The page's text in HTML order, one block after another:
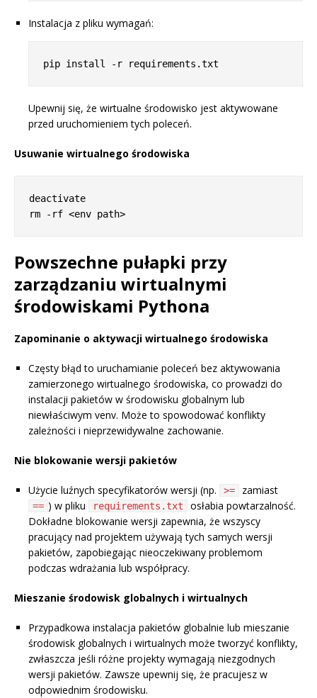
Instalacja z pliku wymagań:
Upewnij się, że wirtualne środowisko jest aktywowane
przed uruchomieniem tych poleceń.
Usuwanie wirtualnego środowiska
deactivate
Powszechne pułapki przy
zarządzaniu wirtualnymi
środowiskami Pythona
Zapominanie o aktywacji wirtualnego środowiska
Częsty błąd to uruchamianie poleceń bez aktywowania
zamierzonego wirtualnego środowiska, co prowadzi do
instalacji pakietów w środowisku globalnym lub
niewłaściwym venv. Może to spowodować konflikty
zależności i nieprzewidywalne zachowanie.
Nie blokowanie wersji pakietów
Użycie luźnych specyfikatorów wersji (np. >= zamiast
== ) w pliku requirements.txt
osłabia powtarzalność.
Dokładne blokowanie wersji zapewnia, że wszyscy
pracujący nad projektem używają tych samych wersji
pakietów, zapobiegając nieoczekiwany problemom
podczas wdrażania lub współpracy.
Mieszanie środowisk globalnych i wirtualnych
Przypadkowa instalacja pakietów globalnie lub mieszanie
środowisk globalnych i wirtualnych może tworzyć konflikty,
zwłaszcza jeśli różne projekty wymagają niezgodnych
wersji pakietów. Zawsze upewnij się, że pracujesz w
odpowiednim środowisku.